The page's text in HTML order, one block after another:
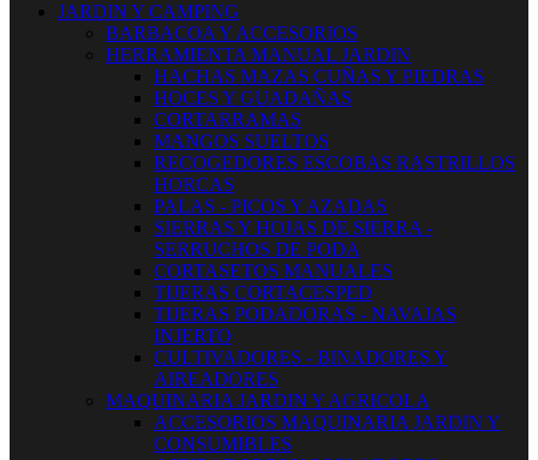
JARDIN Y CAMPING
BARBACOA Y ACCESORIOS
HERRAMIENTA MANUAL JARDIN
HACHAS MAZAS CUÑAS Y PIEDRAS
HOCES Y GUADAÑAS
CORTARRAMAS
MANGOS SUELTOS
RECOGEDORES ESCOBAS RASTRILLOS
HORCAS
PALAS - PICOS Y AZADAS
SIERRAS Y HOJAS DE SIERRA -
SERRUCHOS DE PODA
CORTASETOS MANUALES
TIJERAS CORTACESPED
TIJERAS PODADORAS - NAVAJAS
INJERTO
CULTIVADORES - BINADORES Y
AIREADORES
MAQUINARIA JARDIN Y AGRICOLA
ACCESORIOS MAQUINARIA JARDIN Y
CONSUMIBLES